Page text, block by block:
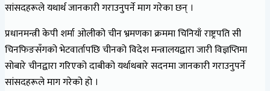
सांसदहरूले यथार्थ जानकारी गराउनुपर्ने माग गरेका छन् ।
प्रधानमन्त्री केपी शर्मा ओलीको चीन भ्रमणका क्रममा चिनियाँ राष्ट्रपति सी
चिनफिङसँगको भेटवार्तापछि चीनको विदेश मन्त्रालयद्वारा जारी विज्ञप्तिमा
सोबारे चीनद्वारा गरिएको दाबीको यर्थाथबारे सदनमा जानकारी गराउनुपर्ने
सांसदहरूले माग गरेको हाे ।